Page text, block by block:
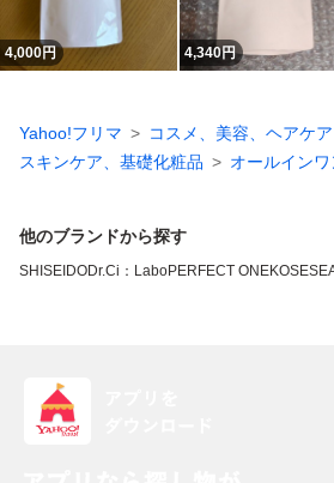
4,000円 4,340円
Yahoo!フリマ
コスメ、美容、ヘアケア
スキンケア、基礎化粧品
オールイン
他のブランドから探す
SHISEIDODr.Ci：LaboPERFECT ONEKOSE